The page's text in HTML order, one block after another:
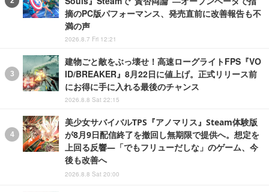
摘のPC版パフォーマンス、発売直前に改善報告も不
満の声
2026.8.7 Fri 12:21
建物ごと敵をぶっ壊せ！高速ローグライトFPS『VO
ID/BREAKER』8月22日に値上げ。正式リリース前
にお得に手に入れる最後のチャンス
2026.8.8 Sat 22:15
美少女サバイバルTPS『アノマリス』Steam体験版
が8月9日配信終了を撤回し無期限で提供へ。想定を
上回る反響―「でもフリューだしな」のゲーム、今
後も改善へ
2026.8.8 Sat 20:00